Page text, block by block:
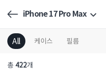
iPhone 17 Pro Max
All 케이스 필름
총 422개